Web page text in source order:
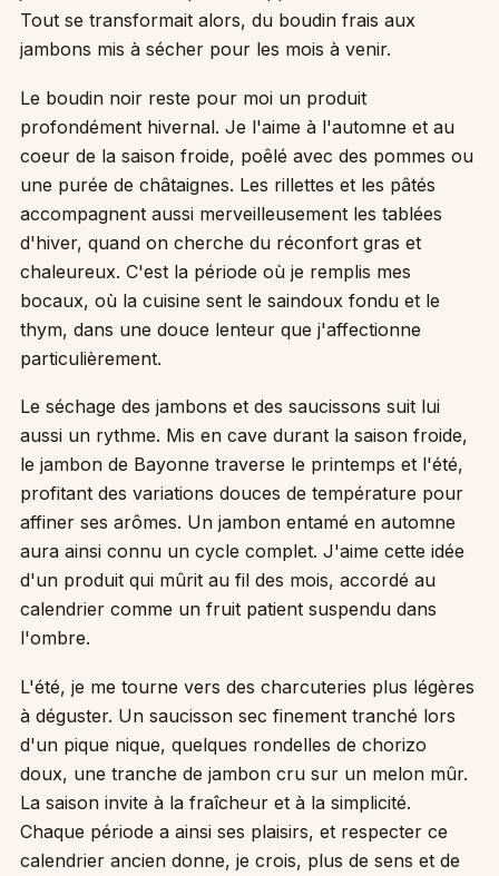
Tout se transformait alors, du boudin frais aux
jambons mis à sécher pour les mois à venir.
Le boudin noir reste pour moi un produit
profondément hivernal. Je l'aime à l'automne et au
coeur de la saison froide, poêlé avec des pommes ou
une purée de châtaignes. Les rillettes et les pâtés
accompagnent aussi merveilleusement les tablées
d'hiver, quand on cherche du réconfort gras et
chaleureux. C'est la période où je remplis mes
bocaux, où la cuisine sent le saindoux fondu et le
thym, dans une douce lenteur que j'affectionne
particulièrement.
Le séchage des jambons et des saucissons suit lui
aussi un rythme. Mis en cave durant la saison froide,
le jambon de Bayonne traverse le printemps et l'été,
profitant des variations douces de température pour
affiner ses arômes. Un jambon entamé en automne
aura ainsi connu un cycle complet. J'aime cette idée
d'un produit qui mûrit au fil des mois, accordé au
calendrier comme un fruit patient suspendu dans
l'ombre.
L'été, je me tourne vers des charcuteries plus légères
à déguster. Un saucisson sec finement tranché lors
d'un pique nique, quelques rondelles de chorizo
doux, une tranche de jambon cru sur un melon mûr.
La saison invite à la fraîcheur et à la simplicité.
Chaque période a ainsi ses plaisirs, et respecter ce
calendrier ancien donne, je crois, plus de sens et de